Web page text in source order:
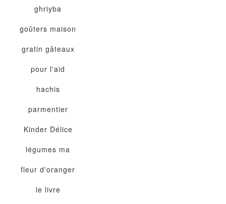
ghriyba
goûters maison
gratin gâteaux
pour l'aid
hachis
parmentier
Kinder Délice
légumes ma
fleur d'oranger
le livre